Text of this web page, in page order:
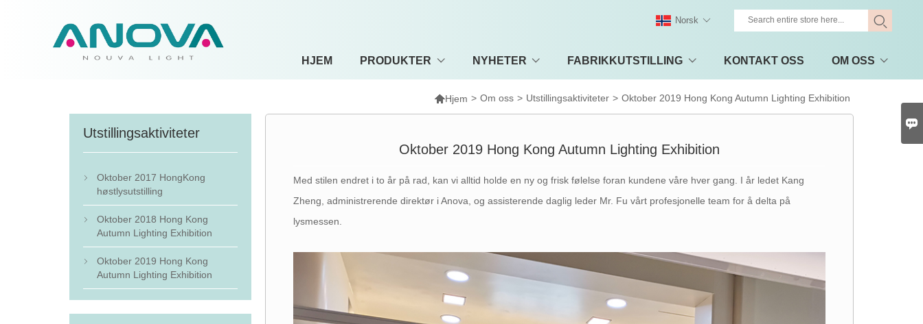
HJEM PRODUKTER NYHETER FABRIKKUTSTILLING KONTAKT OSS OM OSS
Norsk
Hjem > Om oss > Utstillingsaktiviteter > Oktober 2019 Hong Kong Autumn Lighting Exhibition
Utstillingsaktiviteter

Oktober 2017 HongKong
høstlysutstilling

Oktober 2018 Hong Kong
Autumn Lighting Exhibition

Oktober 2019 Hong Kong
Autumn Lighting Exhibition
Oktober 2019 Hong Kong Autumn Lighting Exhibition
Med stilen endret i to år på rad, kan vi alltid holde en ny og frisk følelse foran kundene våre hver gang. I år ledet Kang
Zheng, administrerende direktør i Anova, og assisterende daglig leder Mr. Fu vårt profesjonelle team for å delta på
lysmessen.
